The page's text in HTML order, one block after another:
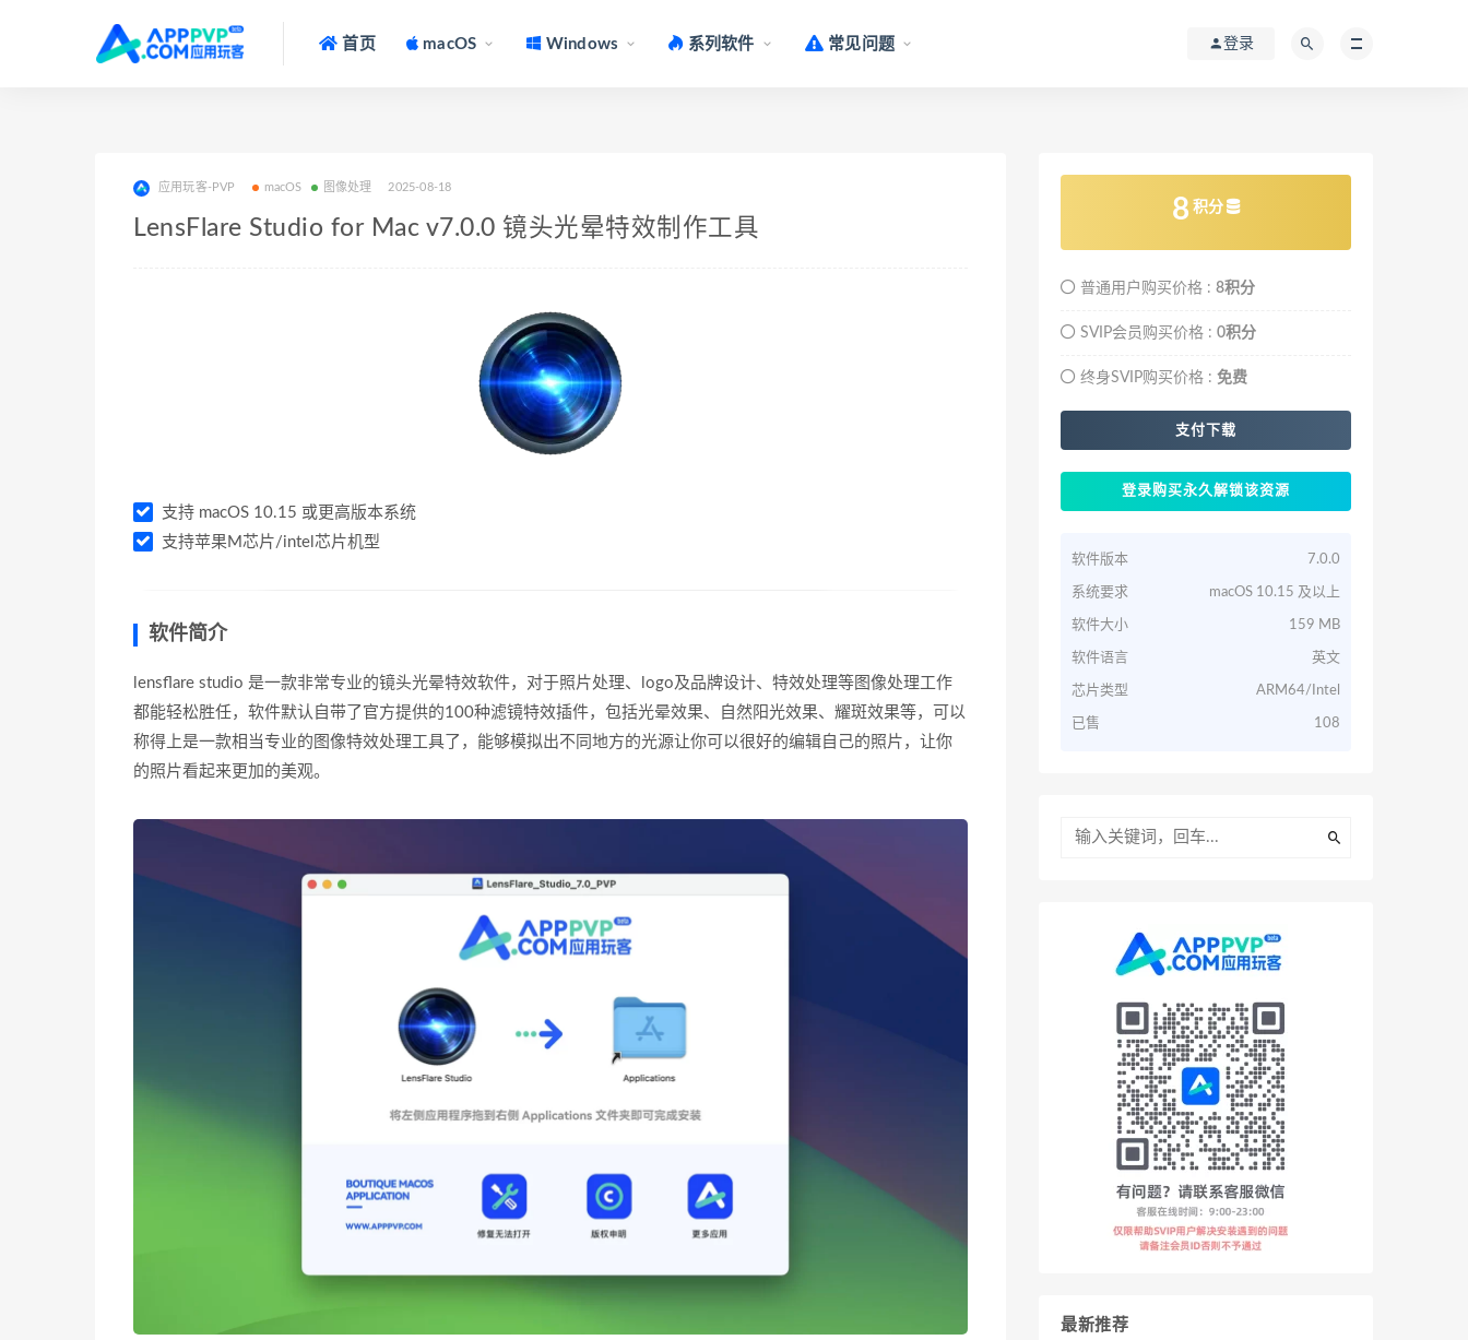
首页 macOS Windows 系列软件 常见问题 登录
应用玩客-PVP macOS 图像处理 2025-08-18
LensFlare Studio for Mac v7.0.0 镜头光晕特效制作工具
支持 macOS 10.15 或更高版本系统
支持苹果M芯片/intel芯片机型
软件简介
lensflare studio 是一款非常专业的镜头光晕特效软件，对于照片处理、logo及品牌设计、特效处理等图像处理工作
都能轻松胜任，软件默认自带了官方提供的100种滤镜特效插件，包括光晕效果、自然阳光效果、耀斑效果等，可以
称得上是一款相当专业的图像特效处理工具了，能够模拟出不同地方的光源让你可以很好的编辑自己的照片，让你
的照片看起来更加的美观。
8 积分
普通用户购买价格 : 8积分
SVIP会员购买价格 : 0积分
终身SVIP购买价格 : 免费
支付下载
登录购买永久解锁该资源
软件版本 7.0.0
系统要求 macOS 10.15 及以上
软件大小 159 MB
软件语言 英文
芯片类型 ARM64/Intel
已售 108
最新推荐